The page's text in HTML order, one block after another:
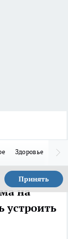
Здоровье
Принять
на
устроить